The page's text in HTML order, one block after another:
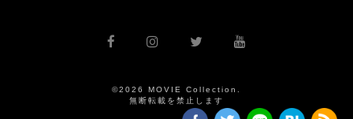
©2026 MOVIE Collection.
無断転載を禁止します